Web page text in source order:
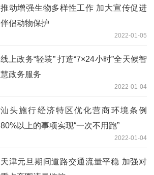
推动增强生物多样性工作 加大宣传促进
伴侣动物保护
2022-01-05
线上政务“轻装” 打造“7×24小时”全天候智
慧政务服务
2022-01-04
汕头施行经济特区优化营商环境条例
80%以上的事项实现“一次不用跑”
2022-01-04
天津元旦期间道路交通流量平稳 加强对